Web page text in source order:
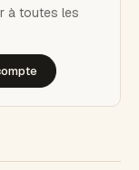
à toutes les